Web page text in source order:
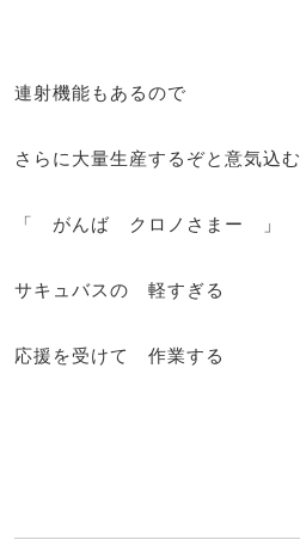
連射機能もあるので
さらに大量生産するぞと意気込む
「 がんば クロノさまー 」
サキュバスの 軽すぎる
応援を受けて 作業する